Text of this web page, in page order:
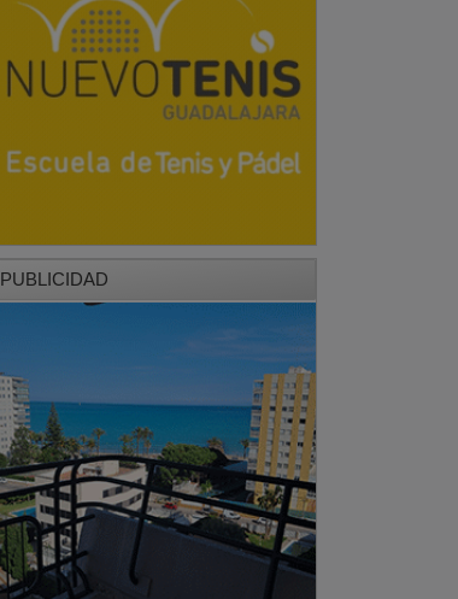
PUBLICIDAD